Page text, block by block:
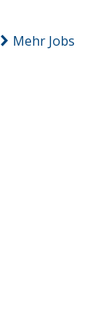
Mehr Jobs